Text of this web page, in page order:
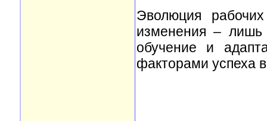
Эволюция
изменения – лишь
обучение и
факторами успеха